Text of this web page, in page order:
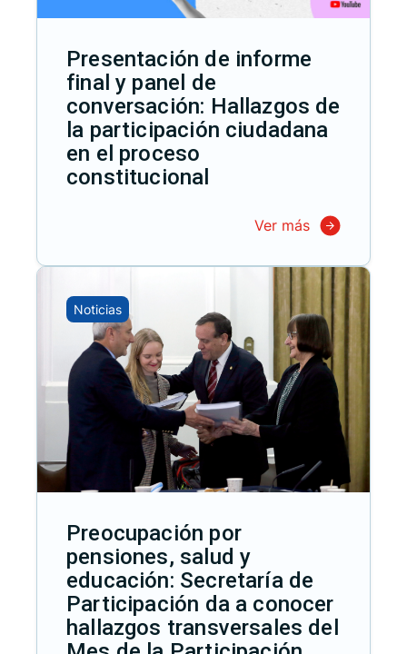
Presentación de informe
final y panel de
conversación: Hallazgos de
la participación ciudadana
en el proceso
constitucional
Ver más
Noticias
Preocupación por
pensiones, salud y
educación: Secretaría de
Participación da a conocer
hallazgos transversales del